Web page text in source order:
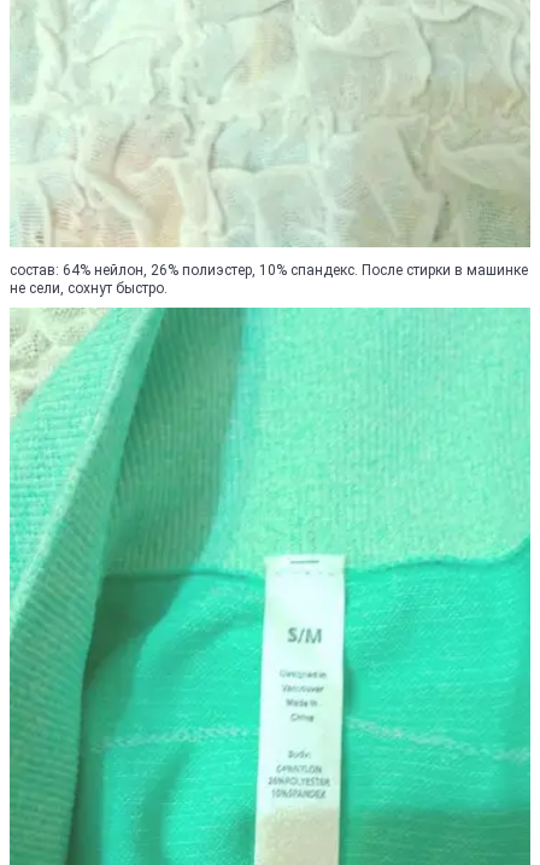
состав: 64% нейлон, 26% полиэстер, 10% спандекс. После стирки в машинке
не сели, сохнут быстро.